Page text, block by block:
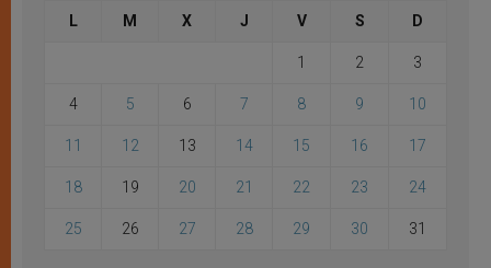
L M X J V S D
1 2 3
4 5 6 7 8 9 10
11 12 13 14 15 16 17
18 19 20 21 22 23 24
25 26 27 28 29 30 31